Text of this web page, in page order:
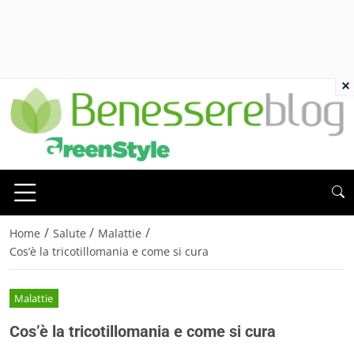
Home / Salute / Malattie /
Cos’è la tricotillomania e come si cura
Malattie
Cos’è la tricotillomania e come si cura
×